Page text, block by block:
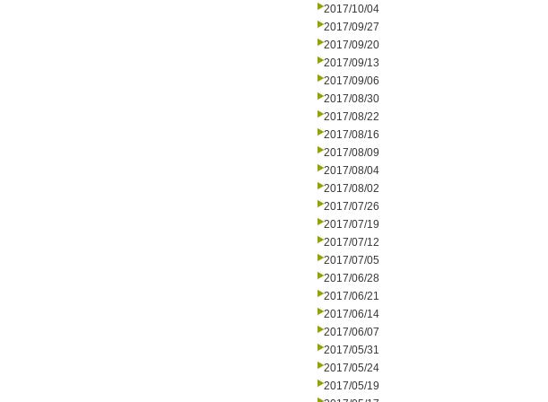
2017/10/04
2017/09/27
2017/09/20
2017/09/13
2017/09/06
2017/08/30
2017/08/22
2017/08/16
2017/08/09
2017/08/04
2017/08/02
2017/07/26
2017/07/19
2017/07/12
2017/07/05
2017/06/28
2017/06/21
2017/06/14
2017/06/07
2017/05/31
2017/05/24
2017/05/19